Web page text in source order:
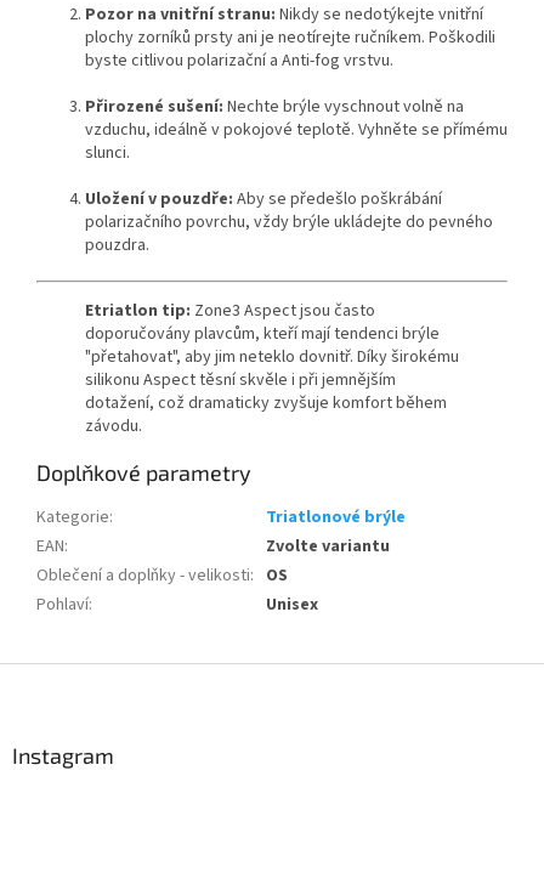
Pozor na vnitřní stranu: Nikdy se nedotýkejte vnitřní
plochy zorníků prsty ani je neotírejte ručníkem. Poškodili
byste citlivou polarizační a Anti-fog vrstvu.
Přirozené sušení: Nechte brýle vyschnout volně na
vzduchu, ideálně v pokojové teplotě. Vyhněte se přímému
slunci.
Uložení v pouzdře: Aby se předešlo poškrábání
polarizačního povrchu, vždy brýle ukládejte do pevného
pouzdra.
Etriatlon tip: Zone3 Aspect jsou často
doporučovány plavcům, kteří mají tendenci brýle
"přetahovat", aby jim neteklo dovnitř. Díky širokému
silikonu Aspect těsní skvěle i při jemnějším
dotažení, což dramaticky zvyšuje komfort během
závodu.
Doplňkové parametry
Kategorie:
Triatlonové brýle
EAN:
Zvolte variantu
Oblečení a doplňky - velikosti: OS
Pohlaví: Unisex
Instagram